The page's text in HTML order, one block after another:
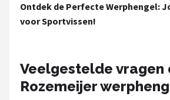
Ontdek de Perfecte Werphengel:
voor Sportvissen!
Veelgestelde vragen
Rozemeijer